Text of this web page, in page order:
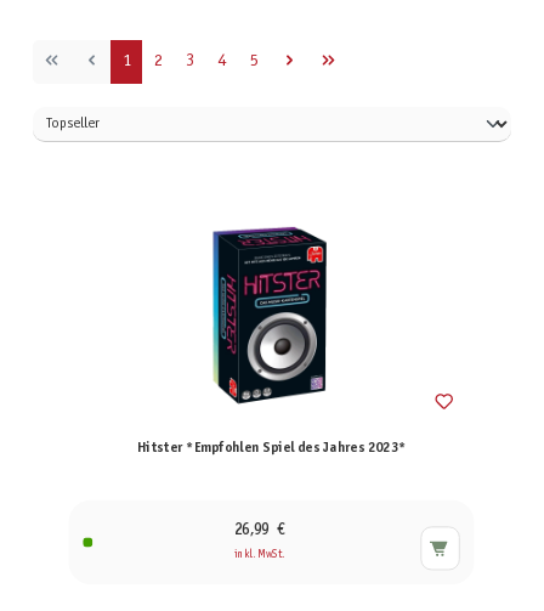
Seite
1 Seite
2 Seite
3 Seite
4 Seite
5
Hitster *Empfohlen Spiel des Jahres 2023*
26,99 €
inkl. MwSt.